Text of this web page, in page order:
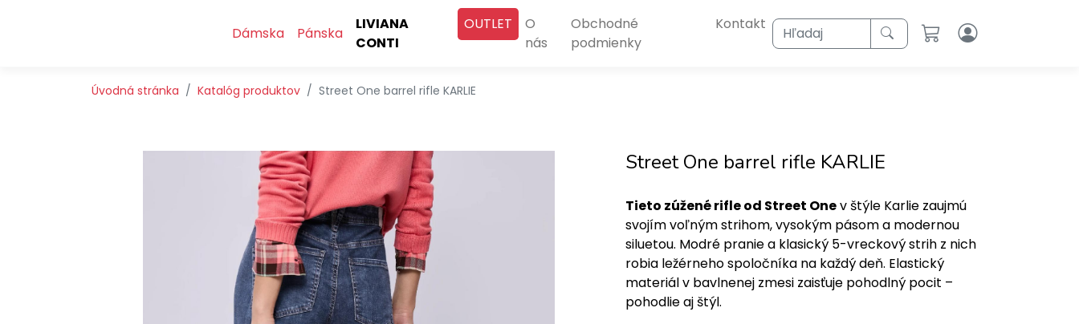
Dámska
Pánska
LIVIANA
CONTI
OUTLET
O
nás
Obchodné
podmienky
Kontakt Hľadaj
Úvodná stránka Katalóg produktov Street One barrel rifle KARLIE
Street One barrel rifle KARLIE
Tieto zúžené rifle od Street Onev štýle Karlie zaujmú
svojím voľným strihom, vysokým pásom a modernou
siluetou. Modré pranie a klasický 5-vreckový strih z nich
robia ležérneho spoločníka na každý deň. Elastický
materiál v bavlnenej zmesi zaisťuje pohodlný pocit –
pohodlie aj štýl.